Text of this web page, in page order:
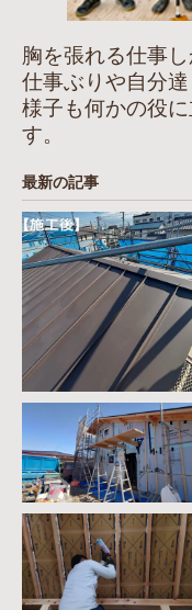
胸を張れる仕事
仕事ぶりや自分
様子も何かの役
す。
最新の記事